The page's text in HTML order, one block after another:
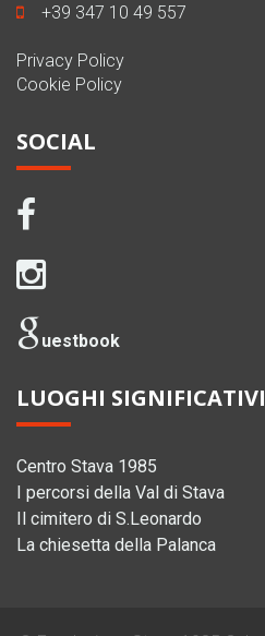
+39 347 10 49 557
Privacy Policy
Cookie Policy
SOCIAL
uestbook
LUOGHI SIGNIFICATIVI
Centro Stava 1985
I percorsi della Val di Stava
Il cimitero di S.Leonardo
La chiesetta della Palanca